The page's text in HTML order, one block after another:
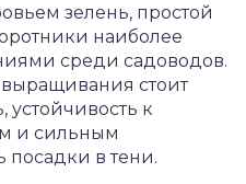
зелень, простой
наиболее
среди садоводов.
стоит
устойчивость к
и сильным
посадки в тени.